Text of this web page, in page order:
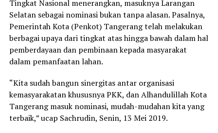
Tingkat Nasional menerangkan, masuknya Larangan
Selatan sebagai nominasi bukan tanpa alasan. Pasalnya,
Pemerintah Kota (Penkot) Tangerang telah melakukan
berbagai upaya dari tingkat atas hingga bawah dalam hal
pemberdayaan dan pembinaan kepada masyarakat
dalam pemanfaatan lahan.
“Kita sudah bangun sinergitas antar organisasi
kemasyarakatan khususnya PKK, dan Alhandulillah Kota
Tangerang masuk nominasi, mudah-mudahan kita yang
terbaik,” ucap Sachrudin, Senin, 13 Mei 2019.